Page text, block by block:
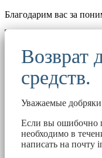
Благодарим вас за
Возврат
средств.
Уважаемые
Если вы ошибочно
необходимо в
написать на почту